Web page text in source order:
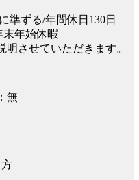
準ずる/年間休日130日
末年始休暇
させていただきます。
無